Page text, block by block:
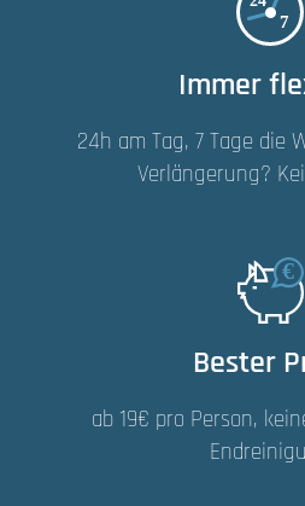
Immer
24h am Tag, 7 Tage die
Verlängerung?
Bester
ab 19€ pro Person,